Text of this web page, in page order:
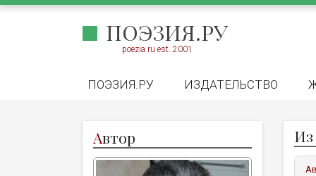
ПОЭЗИЯ.РУ
poezia.ru est. 2001
ПОЭЗИЯ.РУ ИЗДАТЕЛЬСТВО
Автор